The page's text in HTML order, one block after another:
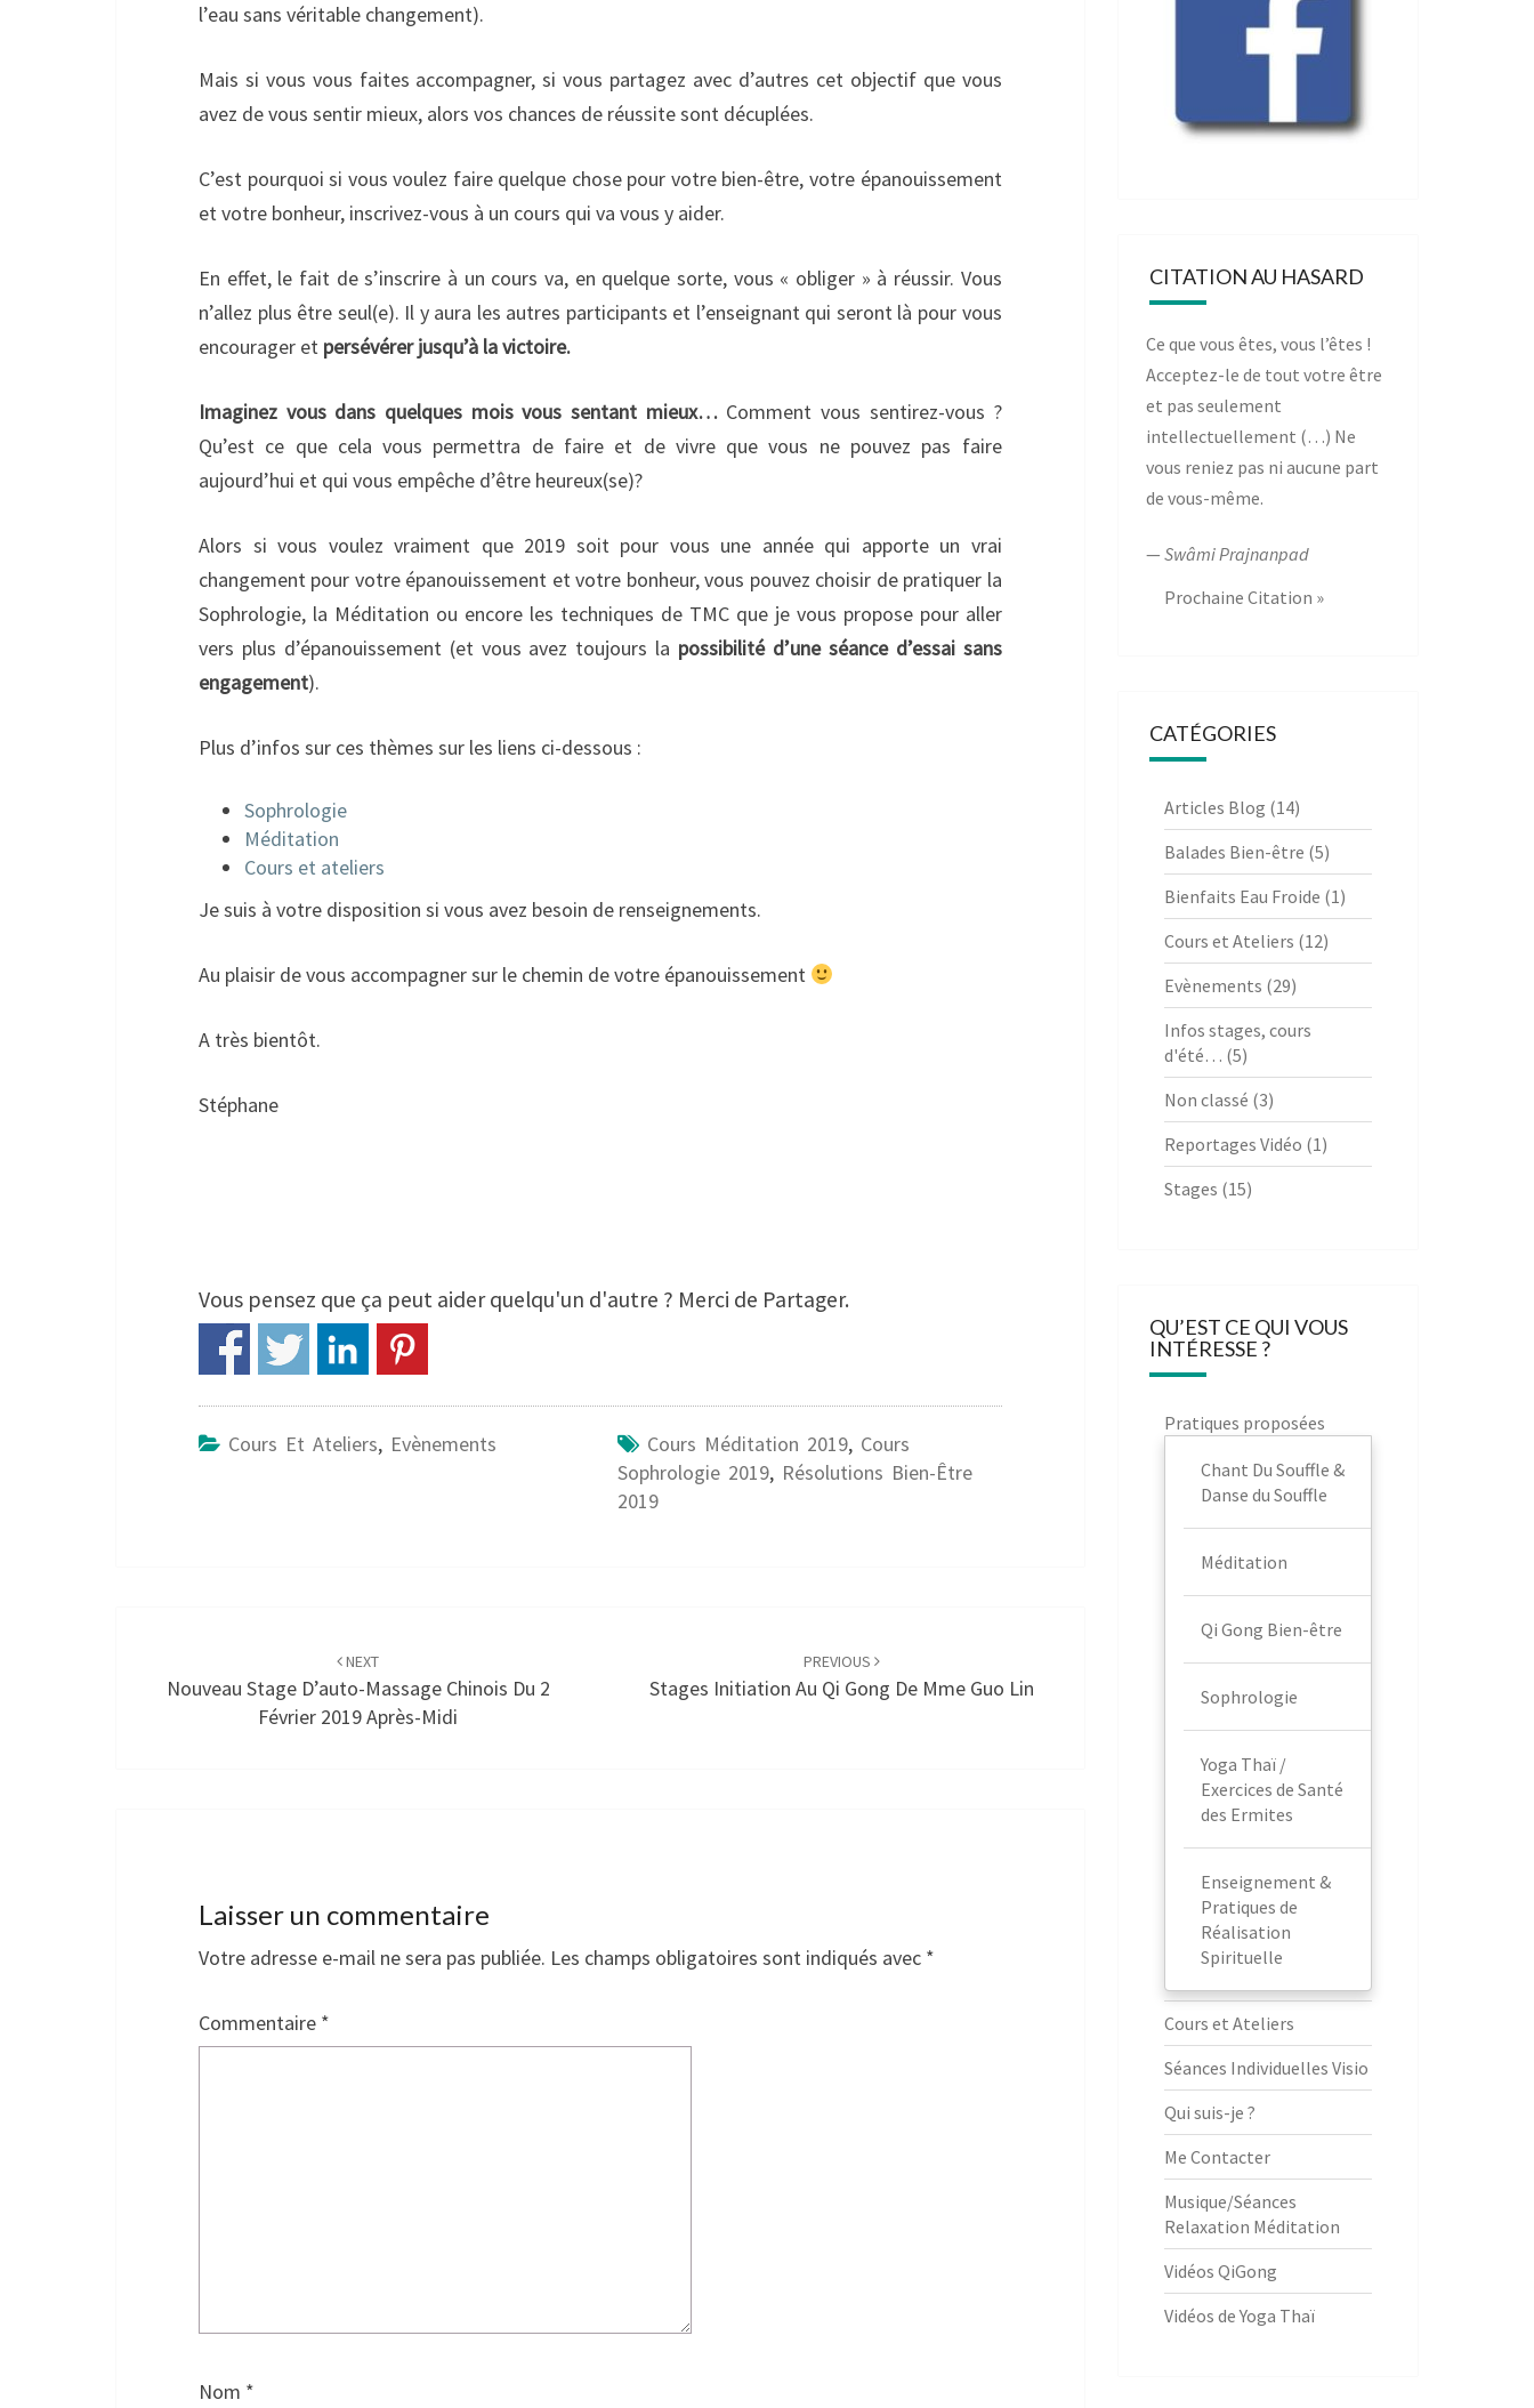
l’eau sans véritable changement).
Mais si vous vous faites accompagner, si vous partagez avec d’autres cet objectif que vous
avez de vous sentir mieux, alors vos chances de réussite sont décuplées.
C’est pourquoi si vous voulez faire quelque chose pour votre bien-être, votre épanouissement
et votre bonheur, inscrivez-vous à un cours qui va vous y aider.
En effet, le fait de s’inscrire à un cours va, en quelque sorte, vous « obliger » à réussir. Vous
n’allez plus être seul(e). Il y aura les autres participants et l’enseignant qui seront là pour vous
encourager et persévérer jusqu’à la victoire.
Imaginez vous dans quelques mois vous sentant mieux…Comment vous sentirez-vous ?
Qu’est ce que cela vous permettra de faire et de vivre que vous ne pouvez pas faire
aujourd’hui et qui vous empêche d’être heureux(se)?
Alors si vous voulez vraiment que 2019 soit pour vous une année qui apporte un vrai
changement pour votre épanouissement et votre bonheur, vous pouvez choisir de pratiquer la
Sophrologie, la Méditation ou encore les techniques de TMC que je vous propose pour aller
vers plus d’épanouissement (et vous avez toujours la possibilité d’une séance d’essai sans
engagement).
Plus d’infos sur ces thèmes sur les liens ci-dessous :
Sophrologie
Méditation
Cours et ateliers
Je suis à votre disposition si vous avez besoin de renseignements.
Au plaisir de vous accompagner sur le chemin de votre épanouissement
A très bientôt.
Stéphane
Vous pensez que ça peut aider quelqu'un d'autre ? Merci de Partager.
Cours Et Ateliers, Evènements Cours Méditation 2019, Cours
Sophrologie 2019, Résolutions Bien-Être
2019
NEXT
Nouveau Stage D’auto-Massage Chinois Du 2
Février 2019 Après-Midi
PREVIOUS
Stages Initiation Au Qi Gong De Mme Guo Lin
Laisser un commentaire
Votre adresse e-mail ne sera pas publiée. Les champs obligatoires sont indiqués avec *
Commentaire *
Nom *
CITATION AU HASARD
Ce que vous êtes, vous l’êtes !
Acceptez-le de tout votre être
et pas seulement
intellectuellement (…) Ne
vous reniez pas ni aucune part
de vous-même.
— Swâmi Prajnanpad
Prochaine Citation »
CATÉGORIES
Articles Blog (14)
Balades Bien-être (5)
Bienfaits Eau Froide (1)
Cours et Ateliers (12)
Evènements (29)
Infos stages, cours
d'été… (5)
Non classé (3)
Reportages Vidéo (1)
Stages (15)
QU’EST CE QUI VOUS
INTÉRESSE ?
Pratiques proposées
Chant Du Souffle &
Danse du Souffle
Méditation
Qi Gong Bien-être
Sophrologie
Yoga Thaï /
Exercices de Santé
des Ermites
Enseignement &
Pratiques de
Réalisation
Spirituelle
Cours et Ateliers
Séances Individuelles Visio
Qui suis-je ?
Me Contacter
Musique/Séances
Relaxation Méditation
Vidéos QiGong
Vidéos de Yoga Thaï